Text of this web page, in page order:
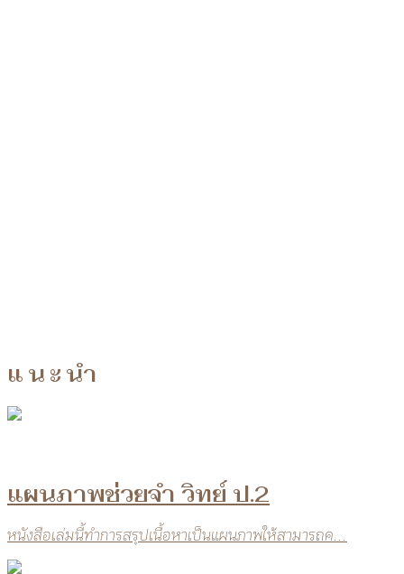
แนะนำ
แผนภาพช่วยจำ วิทย์ ป.2
หนังสือเล่มนี้ทำการสรุปเนื้อหาเป็นแผนภาพให้สามารถค...